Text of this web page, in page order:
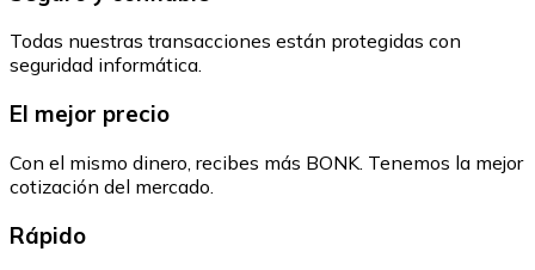
Todas nuestras transacciones están protegidas con
seguridad informática.
El mejor precio
Con el mismo dinero, recibes más BONK. Tenemos la mejor
cotización del mercado.
Rápido